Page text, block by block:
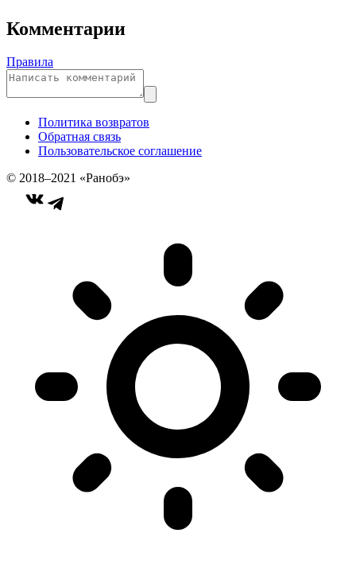
Комментарии
Правила
Политика возвратов
Обратная связь
Пользовательское соглашение
© 2018–2021 «Ранобэ»